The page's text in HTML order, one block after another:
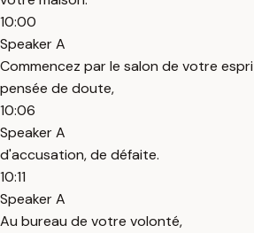
10:00
Speaker A
Commencez par le salon de votre
pensée de doute,
10:06
Speaker A
d'accusation, de défaite.
10:11
Speaker A
Au bureau de votre volonté,